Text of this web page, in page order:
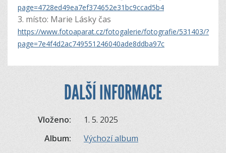
page=4728ed49ea7ef374652e31bc9ccad5b4
3. místo: Marie Lásky čas
https://www.fotoaparat.cz/fotogalerie/fotografie/531403/?
page=7e4f4d2ac749551246040ade8ddba97c
DALŠÍ INFORMACE
Vloženo:
1. 5. 2025
Album:
Výchozí album